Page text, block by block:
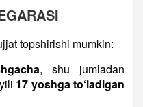
topshirishi mumkin:
, shu jumladan
17 yoshga to‘ladigan